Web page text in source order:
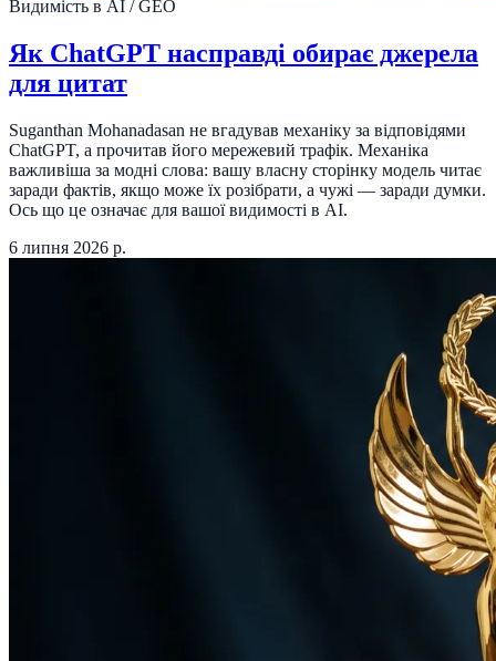
Видимість в AI / GEO
Як ChatGPT насправді обирає джерела
для цитат
Suganthan Mohanadasan не вгадував механіку за відповідями
ChatGPT, а прочитав його мережевий трафік. Механіка
важливіша за модні слова: вашу власну сторінку модель читає
заради фактів, якщо може їх розібрати, а чужі — заради думки.
Ось що це означає для вашої видимості в AI.
6 липня 2026 р.